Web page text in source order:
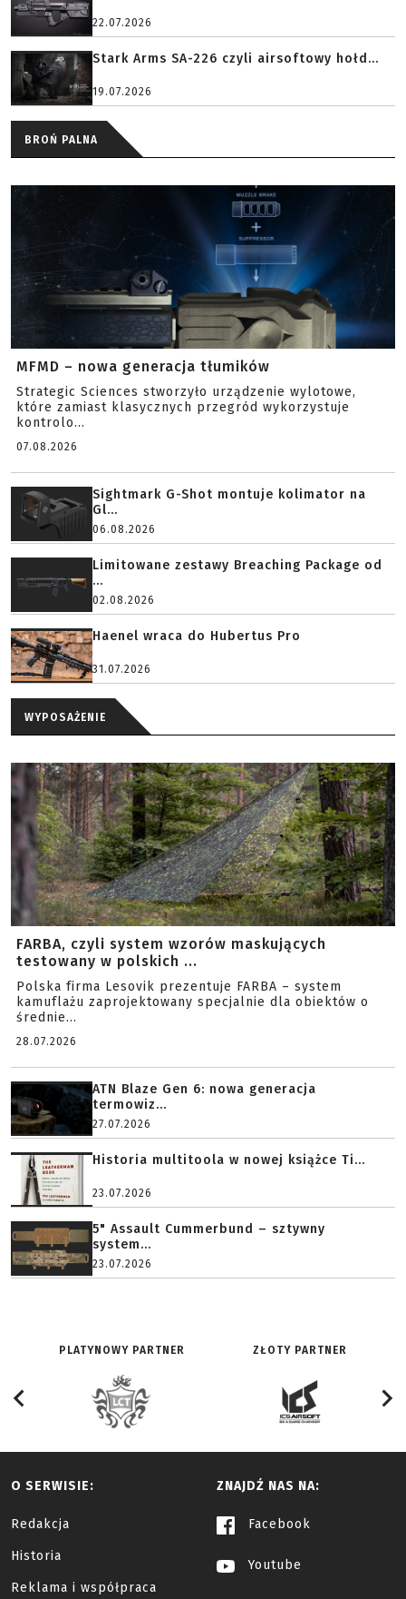
22.07.2026
Stark Arms SA-226 czyli airsoftowy hołd...
19.07.2026
BROŃ PALNA
MFMD – nowa generacja tłumików
Strategic Sciences stworzyło urządzenie wylotowe,
które zamiast klasycznych przegród wykorzystuje
kontrolo...
07.08.2026
Sightmark G-Shot montuje kolimator na
Gl...
06.08.2026
Limitowane zestawy Breaching Package od
...
02.08.2026
Haenel wraca do Hubertus Pro
31.07.2026
WYPOSAŻENIE
FARBA, czyli system wzorów maskujących
testowany w polskich ...
Polska firma Lesovik prezentuje FARBA – system
kamuflażu zaprojektowany specjalnie dla obiektów o
średnie...
28.07.2026
ATN Blaze Gen 6: nowa generacja
termowiz...
27.07.2026
Historia multitoola w nowej książce Ti...
23.07.2026
5" Assault Cummerbund – sztywny
system...
23.07.2026
PLATYNOWY PARTNER ZŁOTY PARTNER
O SERWISIE:
Redakcja
Historia
Reklama i współpraca
ZNAJDŹ NAS NA:
Facebook
Youtube